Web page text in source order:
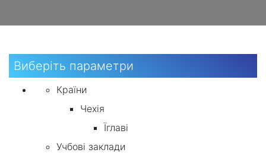
Виберіть параметри
Країни
Чехія
Їглаві
Учбові заклади